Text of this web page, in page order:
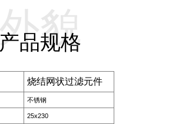
产品规格
外貌
烧结网状过滤元件
不锈钢
25x230